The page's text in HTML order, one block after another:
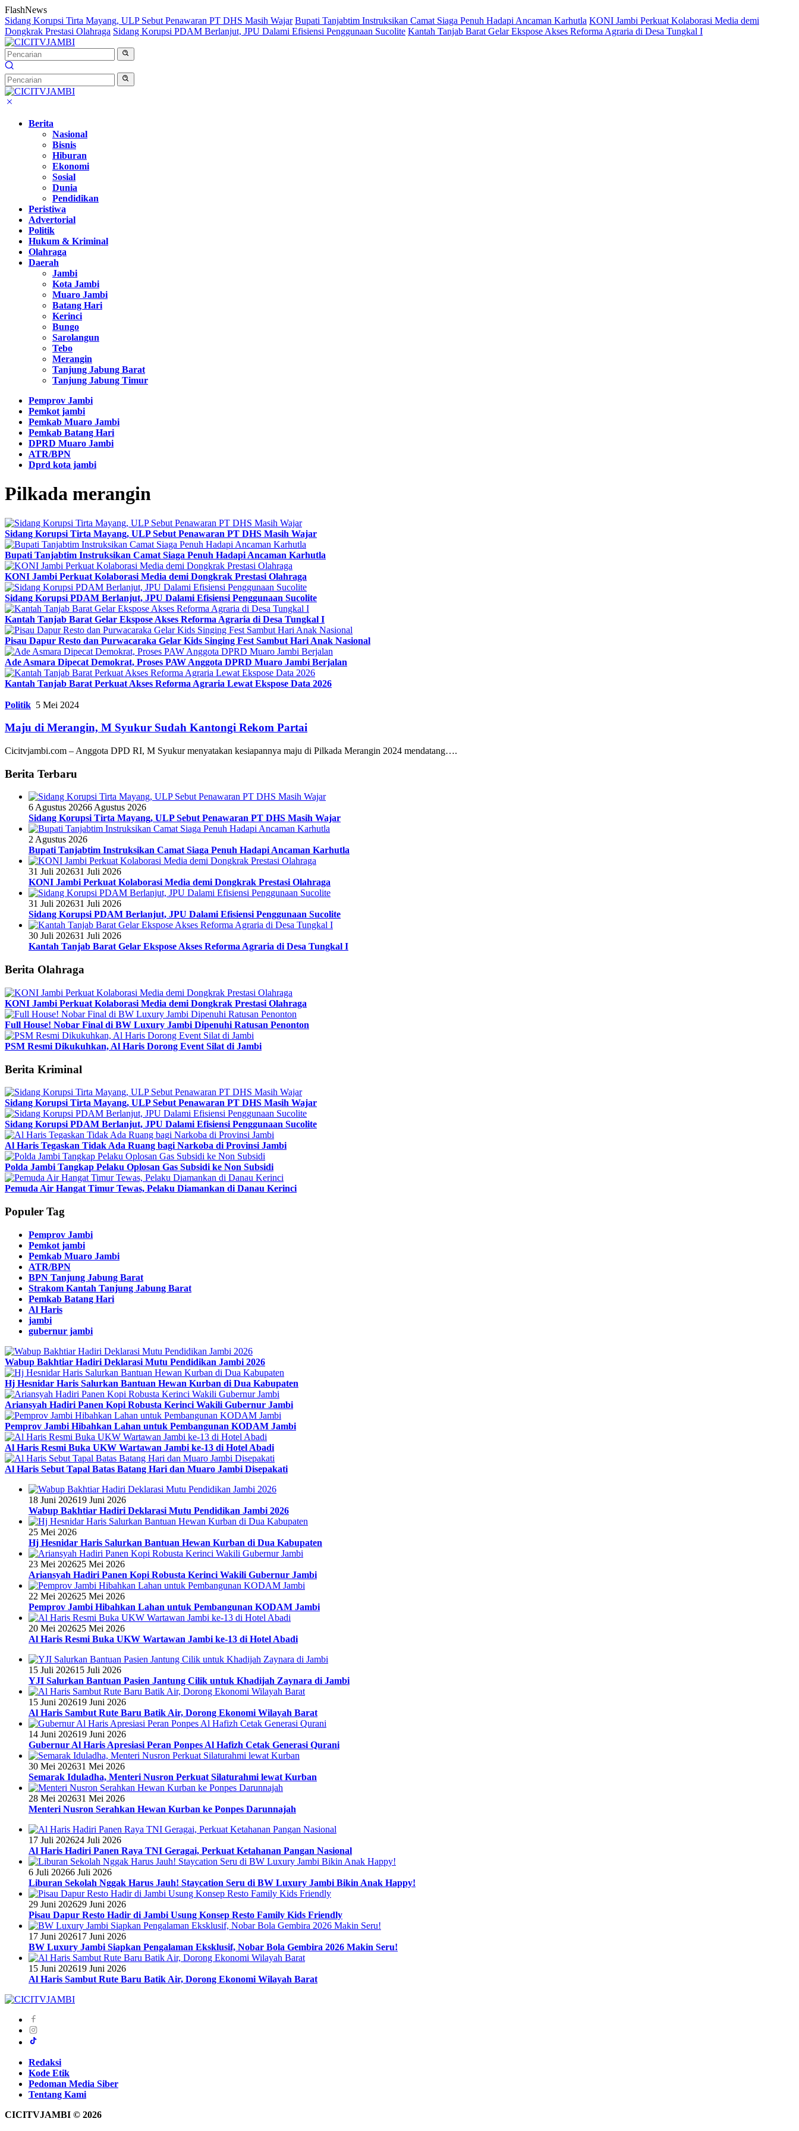
Langsung
ke
konten
FlashNews
Sidang Korupsi Tirta Mayang, ULP Sebut Penawaran PT DHS Masih Wajar Bupati Tanjabtim Instruksikan Camat Siaga Penuh Hadapi Ancaman Karhutla KONI Jambi Perkuat Kolaborasi Media demi
Dongkrak Prestasi Olahraga Sidang Korupsi PDAM Berlanjut, JPU Dalami Efisiensi Penggunaan Sucolite Kantah Tanjab Barat Gelar Ekspose Akses Reforma Agraria di Desa Tungkal I
Berita
Nasional
Bisnis
Hiburan
Ekonomi
Sosial
Dunia
Pendidikan
Peristiwa
Advertorial
Politik
Hukum & Kriminal
Olahraga
Daerah
Jambi
Kota Jambi
Muaro Jambi
Batang Hari
Kerinci
Bungo
Sarolangun
Tebo
Merangin
Tanjung Jabung Barat
Tanjung Jabung Timur
Pemprov Jambi
Pemkot jambi
Pemkab Muaro Jambi
Pemkab Batang Hari
DPRD Muaro Jambi
ATR/BPN
Dprd kota jambi
Pilkada merangin
Sidang Korupsi Tirta Mayang, ULP Sebut Penawaran PT DHS Masih Wajar
Bupati Tanjabtim Instruksikan Camat Siaga Penuh Hadapi Ancaman Karhutla
KONI Jambi Perkuat Kolaborasi Media demi Dongkrak Prestasi Olahraga
Sidang Korupsi PDAM Berlanjut, JPU Dalami Efisiensi Penggunaan Sucolite
Kantah Tanjab Barat Gelar Ekspose Akses Reforma Agraria di Desa Tungkal I
Pisau Dapur Resto dan Purwacaraka Gelar Kids Singing Fest Sambut Hari Anak Nasional
Ade Asmara Dipecat Demokrat, Proses PAW Anggota DPRD Muaro Jambi Berjalan
Kantah Tanjab Barat Perkuat Akses Reforma Agraria Lewat Ekspose Data 2026
Politik 5 Mei 2024
Maju di Merangin, M Syukur Sudah Kantongi Rekom Partai
Cicitvjambi.com – Anggota DPD RI, M Syukur menyatakan kesiapannya maju di Pilkada Merangin 2024 mendatang….
Berita Terbaru
6 Agustus 20266 Agustus 2026
Sidang Korupsi Tirta Mayang, ULP Sebut Penawaran PT DHS Masih Wajar
2 Agustus 2026
Bupati Tanjabtim Instruksikan Camat Siaga Penuh Hadapi Ancaman Karhutla
31 Juli 202631 Juli 2026
KONI Jambi Perkuat Kolaborasi Media demi Dongkrak Prestasi Olahraga
31 Juli 202631 Juli 2026
Sidang Korupsi PDAM Berlanjut, JPU Dalami Efisiensi Penggunaan Sucolite
30 Juli 202631 Juli 2026
Kantah Tanjab Barat Gelar Ekspose Akses Reforma Agraria di Desa Tungkal I
Berita Olahraga
KONI Jambi Perkuat Kolaborasi Media demi Dongkrak Prestasi Olahraga
Full House! Nobar Final di BW Luxury Jambi Dipenuhi Ratusan Penonton
PSM Resmi Dikukuhkan, Al Haris Dorong Event Silat di Jambi
Berita Kriminal
Sidang Korupsi Tirta Mayang, ULP Sebut Penawaran PT DHS Masih Wajar
Sidang Korupsi PDAM Berlanjut, JPU Dalami Efisiensi Penggunaan Sucolite
Al Haris Tegaskan Tidak Ada Ruang bagi Narkoba di Provinsi Jambi
Polda Jambi Tangkap Pelaku Oplosan Gas Subsidi ke Non Subsidi
Pemuda Air Hangat Timur Tewas, Pelaku Diamankan di Danau Kerinci
Populer Tag
Pemprov Jambi
Pemkot jambi
Pemkab Muaro Jambi
ATR/BPN
BPN Tanjung Jabung Barat
Strakom Kantah Tanjung Jabung Barat
Pemkab Batang Hari
Al Haris
jambi
gubernur jambi
Wabup Bakhtiar Hadiri Deklarasi Mutu Pendidikan Jambi 2026
Hj Hesnidar Haris Salurkan Bantuan Hewan Kurban di Dua Kabupaten
Ariansyah Hadiri Panen Kopi Robusta Kerinci Wakili Gubernur Jambi
Pemprov Jambi Hibahkan Lahan untuk Pembangunan KODAM Jambi
Al Haris Resmi Buka UKW Wartawan Jambi ke-13 di Hotel Abadi
Al Haris Sebut Tapal Batas Batang Hari dan Muaro Jambi Disepakati
18 Juni 202619 Juni 2026
Wabup Bakhtiar Hadiri Deklarasi Mutu Pendidikan Jambi 2026
25 Mei 2026
Hj Hesnidar Haris Salurkan Bantuan Hewan Kurban di Dua Kabupaten
23 Mei 202625 Mei 2026
Ariansyah Hadiri Panen Kopi Robusta Kerinci Wakili Gubernur Jambi
22 Mei 202625 Mei 2026
Pemprov Jambi Hibahkan Lahan untuk Pembangunan KODAM Jambi
20 Mei 202625 Mei 2026
Al Haris Resmi Buka UKW Wartawan Jambi ke-13 di Hotel Abadi
15 Juli 202615 Juli 2026
YJI Salurkan Bantuan Pasien Jantung Cilik untuk Khadijah Zaynara di Jambi
15 Juni 202619 Juni 2026
Al Haris Sambut Rute Baru Batik Air, Dorong Ekonomi Wilayah Barat
14 Juni 202619 Juni 2026
Gubernur Al Haris Apresiasi Peran Ponpes Al Hafizh Cetak Generasi Qurani
30 Mei 202631 Mei 2026
Semarak Iduladha, Menteri Nusron Perkuat Silaturahmi lewat Kurban
28 Mei 202631 Mei 2026
Menteri Nusron Serahkan Hewan Kurban ke Ponpes Darunnajah
17 Juli 202624 Juli 2026
Al Haris Hadiri Panen Raya TNI Geragai, Perkuat Ketahanan Pangan Nasional
6 Juli 20266 Juli 2026
Liburan Sekolah Nggak Harus Jauh! Staycation Seru di BW Luxury Jambi Bikin Anak Happy!
29 Juni 202629 Juni 2026
Pisau Dapur Resto Hadir di Jambi Usung Konsep Resto Family Kids Friendly
17 Juni 202617 Juni 2026
BW Luxury Jambi Siapkan Pengalaman Eksklusif, Nobar Bola Gembira 2026 Makin Seru!
15 Juni 202619 Juni 2026
Al Haris Sambut Rute Baru Batik Air, Dorong Ekonomi Wilayah Barat
Redaksi
Kode Etik
Pedoman Media Siber
Tentang Kami
CICITVJAMBI © 2026